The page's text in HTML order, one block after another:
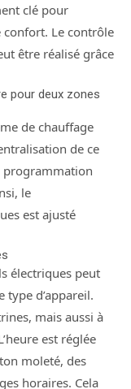
clé pour
confort. Le contrôle
être réalisé grâce
pour deux zones
de chauffage
de ce
programmation
le
est ajusté
électriques peut
d’appareil.
mais aussi à
est réglée
moleté, des
horaires. Cela